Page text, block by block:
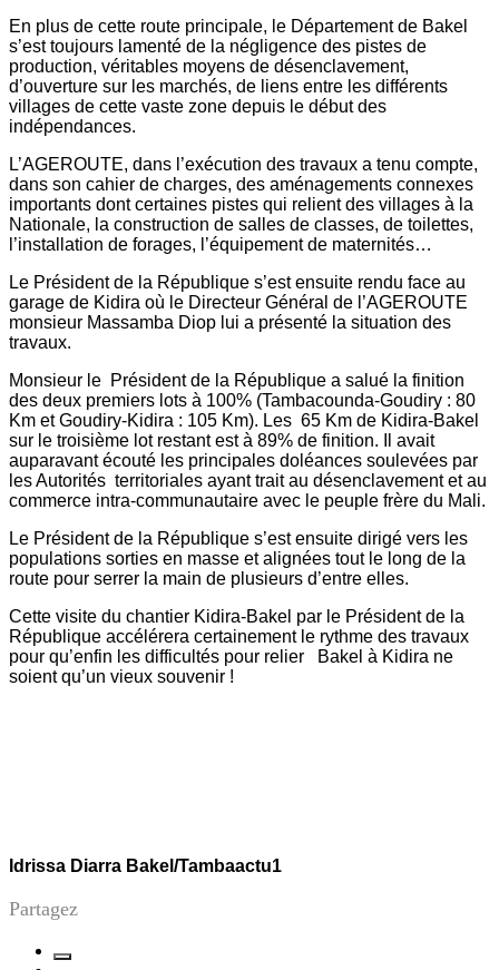
En plus de cette route principale, le Département de Bakel
s’est toujours lamenté de la négligence des pistes de
production, véritables moyens de désenclavement,
d’ouverture sur les marchés, de liens entre les différents
villages de cette vaste zone depuis le début des
indépendances.
L’AGEROUTE, dans l’exécution des travaux a tenu compte,
dans son cahier de charges, des aménagements connexes
importants dont certaines pistes qui relient des villages à la
Nationale, la construction de salles de classes, de toilettes,
l’installation de forages, l’équipement de maternités…
Le Président de la République s’est ensuite rendu face au
garage de Kidira où le Directeur Général de l’AGEROUTE
monsieur Massamba Diop lui a présenté la situation des
travaux.
Monsieur le Président de la République a salué la finition
des deux premiers lots à 100% (Tambacounda-Goudiry : 80
Km et Goudiry-Kidira : 105 Km). Les 65 Km de Kidira-Bakel
sur le troisième lot restant est à 89% de finition. Il avait
auparavant écouté les principales doléances soulevées par
les Autorités territoriales ayant trait au désenclavement et au
commerce intra-communautaire avec le peuple frère du Mali.
Le Président de la République s’est ensuite dirigé vers les
populations sorties en masse et alignées tout le long de la
route pour serrer la main de plusieurs d’entre elles.
Cette visite du chantier Kidira-Bakel par le Président de la
République accélérera certainement le rythme des travaux
pour qu’enfin les difficultés pour relier Bakel à Kidira ne
soient qu’un vieux souvenir !
Idrissa Diarra Bakel/Tambaactu1
Partagez